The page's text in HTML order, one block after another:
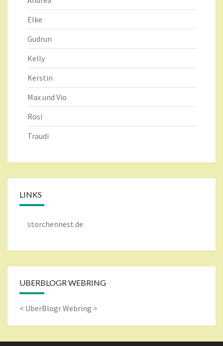
Elke
Gudrun
Kelly
Kerstin
Max und Vio
Rosi
Traudi
LINKS
storchennest.de
UBERBLOGR WEBRING
< UberBlogr Webring >